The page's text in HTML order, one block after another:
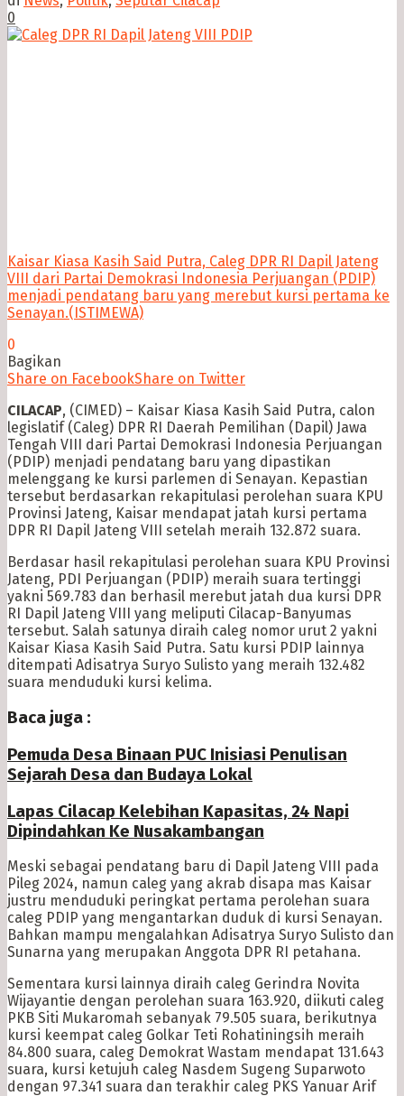
0
Kaisar Kiasa Kasih Said Putra, Caleg DPR RI Dapil Jateng
VIII dari Partai Demokrasi Indonesia Perjuangan (PDIP)
menjadi pendatang baru yang merebut kursi pertama ke
Senayan.(ISTIMEWA)
0
Bagikan
Share on FacebookShare on Twitter
CILACAP, (CIMED) – Kaisar Kiasa Kasih Said Putra, calon
legislatif (Caleg) DPR RI Daerah Pemilihan (Dapil) Jawa
Tengah VIII dari Partai Demokrasi Indonesia Perjuangan
(PDIP) menjadi pendatang baru yang dipastikan
melenggang ke kursi parlemen di Senayan. Kepastian
tersebut berdasarkan rekapitulasi perolehan suara KPU
Provinsi Jateng, Kaisar mendapat jatah kursi pertama
DPR RI Dapil Jateng VIII setelah meraih 132.872 suara.
Berdasar hasil rekapitulasi perolehan suara KPU Provinsi
Jateng, PDI Perjuangan (PDIP) meraih suara tertinggi
yakni 569.783 dan berhasil merebut jatah dua kursi DPR
RI Dapil Jateng VIII yang meliputi Cilacap-Banyumas
tersebut. Salah satunya diraih caleg nomor urut 2 yakni
Kaisar Kiasa Kasih Said Putra. Satu kursi PDIP lainnya
ditempati Adisatrya Suryo Sulisto yang meraih 132.482
suara menduduki kursi kelima.
Baca juga :
Pemuda Desa Binaan PUC Inisiasi Penulisan
Sejarah Desa dan Budaya Lokal
Lapas Cilacap Kelebihan Kapasitas, 24 Napi
Dipindahkan Ke Nusakambangan
Meski sebagai pendatang baru di Dapil Jateng VIII pada
Pileg 2024, namun caleg yang akrab disapa mas Kaisar
justru menduduki peringkat pertama perolehan suara
caleg PDIP yang mengantarkan duduk di kursi Senayan.
Bahkan mampu mengalahkan Adisatrya Suryo Sulisto dan
Sunarna yang merupakan Anggota DPR RI petahana.
Sementara kursi lainnya diraih caleg Gerindra Novita
Wijayantie dengan perolehan suara 163.920, diikuti caleg
PKB Siti Mukaromah sebanyak 79.505 suara, berikutnya
kursi keempat caleg Golkar Teti Rohatiningsih meraih
84.800 suara, caleg Demokrat Wastam mendapat 131.643
suara, kursi ketujuh caleg Nasdem Sugeng Suparwoto
dengan 97.341 suara dan terakhir caleg PKS Yanuar Arif